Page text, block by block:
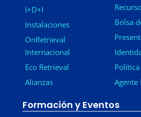
I+D+I
Instalaciones
OnRetrieval
Internacional
Eco Retrieval
Alianzas
Bolsa
Formación y Eventos